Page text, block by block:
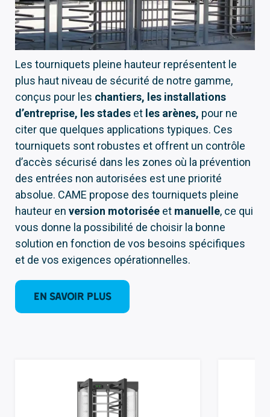
Les tourniquets pleine hauteur représentent le
plus haut niveau de sécurité de notre gamme,
conçus pour les chantiers, les installations
d’entreprise, les stades et les arènes, pour ne
citer que quelques applications typiques. Ces
tourniquets sont robustes et offrent un contrôle
d’accès sécurisé dans les zones où la prévention
des entrées non autorisées est une priorité
absolue. CAME propose des tourniquets pleine
hauteur en version motorisée et manuelle, ce qui
vous donne la possibilité de choisir la bonne
solution en fonction de vos besoins spécifiques
et de vos exigences opérationnelles.
En savoir plus